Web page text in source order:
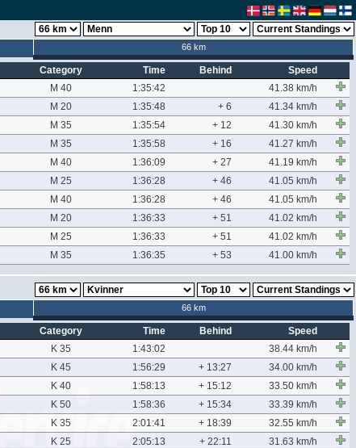
66 km
Category Time Behind
Speed
M 40 1:35:42
41.38 km/h
M 20 1:35:48 + 6
41.34 km/h
M 35 1:35:54 + 12
41.30 km/h
M 35 1:35:58 + 16
41.27 km/h
M 40 1:36:09 + 27
41.19 km/h
M 25 1:36:28 + 46
41.05 km/h
M 40 1:36:28 + 46
41.05 km/h
M 20 1:36:33 + 51
41.02 km/h
M 25 1:36:33 + 51
41.02 km/h
M 35 1:36:35 + 53 41.00 km/h
66 km
Category Time Behind
Speed
K 35 1:43:02
38.44 km/h
K 45 1:56:29 + 13:27
34.00 km/h
K 40 1:58:13 + 15:12
33.50 km/h
K 50 1:58:36 + 15:34
33.39 km/h
K 35 2:01:41 + 18:39
32.55 km/h
K 25 2:05:13 + 22:11
31.63 km/h